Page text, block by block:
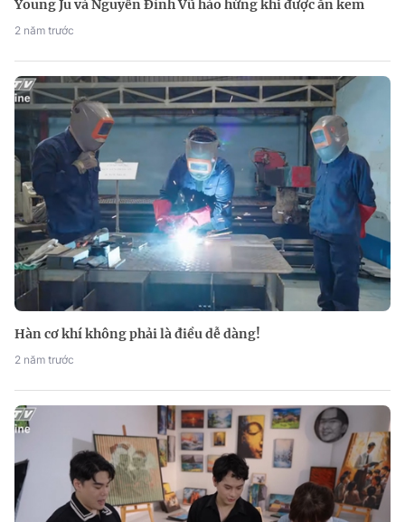
Young Ju và Nguyễn Đình Vũ hào hứng khi được ăn kem
2 năm trước
Hàn cơ khí không phải là điều dễ dàng!
2 năm trước